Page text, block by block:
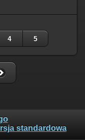
4 5
standardowa